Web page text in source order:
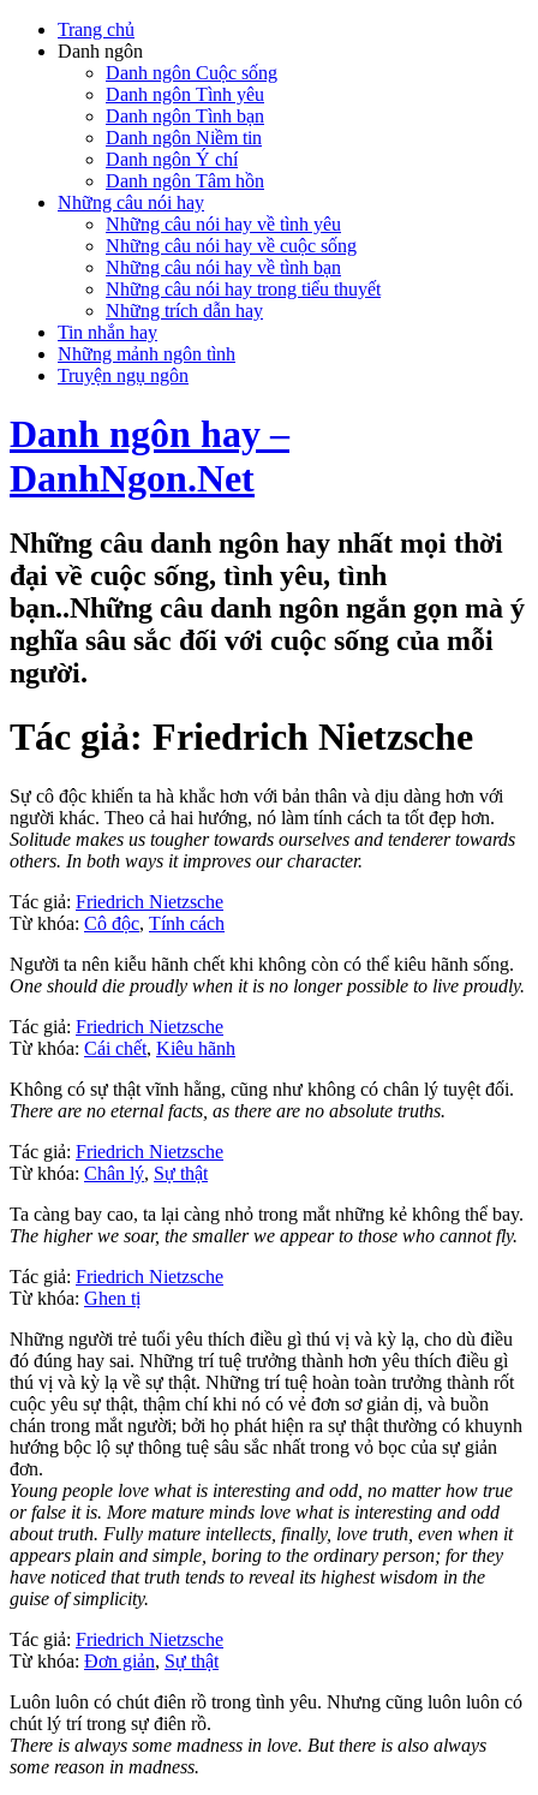
Trang chủ
Danh ngôn
Danh ngôn Cuộc sống
Danh ngôn Tình yêu
Danh ngôn Tình bạn
Danh ngôn Niềm tin
Danh ngôn Ý chí
Danh ngôn Tâm hồn
Những câu nói hay
Những câu nói hay về tình yêu
Những câu nói hay về cuộc sống
Những câu nói hay về tình bạn
Những câu nói hay trong tiểu thuyết
Những trích dẫn hay
Tin nhắn hay
Những mảnh ngôn tình
Truyện ngụ ngôn
Danh ngôn hay –
DanhNgon.Net
Những câu danh ngôn hay nhất mọi thời
đại về cuộc sống, tình yêu, tình
bạn..Những câu danh ngôn ngắn gọn mà ý
nghĩa sâu sắc đối với cuộc sống của mỗi
người.
Tác giả: Friedrich Nietzsche
Sự cô độc khiến ta hà khắc hơn với bản thân và dịu dàng hơn với
người khác. Theo cả hai hướng, nó làm tính cách ta tốt đẹp hơn.
Solitude makes us tougher towards ourselves and tenderer towards
others. In both ways it improves our character.
Tác giả: Friedrich Nietzsche
Từ khóa: Cô độc, Tính cách
Người ta nên kiễu hãnh chết khi không còn có thể kiêu hãnh sống.
One should die proudly when it is no longer possible to live proudly.
Tác giả: Friedrich Nietzsche
Từ khóa: Cái chết, Kiêu hãnh
Không có sự thật vĩnh hằng, cũng như không có chân lý tuyệt đối.
There are no eternal facts, as there are no absolute truths.
Tác giả: Friedrich Nietzsche
Từ khóa: Chân lý, Sự thật
Ta càng bay cao, ta lại càng nhỏ trong mắt những kẻ không thể bay.
The higher we soar, the smaller we appear to those who cannot fly.
Tác giả: Friedrich Nietzsche
Từ khóa: Ghen tị
Những người trẻ tuổi yêu thích điều gì thú vị và kỳ lạ, cho dù điều
đó đúng hay sai. Những trí tuệ trưởng thành hơn yêu thích điều gì
thú vị và kỳ lạ về sự thật. Những trí tuệ hoàn toàn trưởng thành rốt
cuộc yêu sự thật, thậm chí khi nó có vẻ đơn sơ giản dị, và buồn
chán trong mắt người; bởi họ phát hiện ra sự thật thường có khuynh
hướng bộc lộ sự thông tuệ sâu sắc nhất trong vỏ bọc của sự giản
đơn.
Young people love what is interesting and odd, no matter how true
or false it is. More mature minds love what is interesting and odd
about truth. Fully mature intellects, finally, love truth, even when it
appears plain and simple, boring to the ordinary person; for they
have noticed that truth tends to reveal its highest wisdom in the
guise of simplicity.
Tác giả: Friedrich Nietzsche
Từ khóa: Đơn giản, Sự thật
Luôn luôn có chút điên rồ trong tình yêu. Nhưng cũng luôn luôn có
chút lý trí trong sự điên rồ.
There is always some madness in love. But there is also always
some reason in madness.